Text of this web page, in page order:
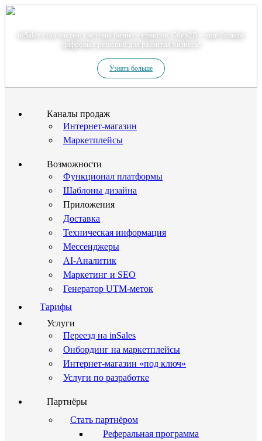
inSales стал частью системы бизнес-сервисов. Сбер2В – еще больше
цифровых решений для развития бизнеса!
Узнать больше
Каналы продаж
Интернет-магазин
Маркетплейсы
Возможности
Функционал платформы
Шаблоны дизайна
Приложения
Доставка
Техническая информация
Мессенджеры
AI-Аналитик
Маркетинг и SEO
Генератор UTM-меток
Тарифы
Услуги
Переезд на inSales
Онбординг на маркетплейсы
Интернет-магазин «под ключ»
Услуги по разработке
Партнёры
Стать партнёром
Реферальная программа